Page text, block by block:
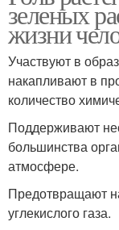
зеленых
жизни
Участвуют в
накапливают в
количество
Поддерживают
большинства
атмосфере.
Предотвращают
углекислого газа.